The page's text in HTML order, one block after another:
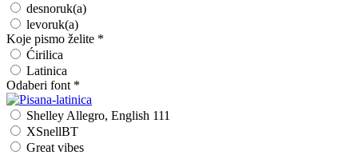
desnoruk(a)
levoruk(a)
Koje pismo želite *
Ćirilica
Latinica
Odaberi font *
Shelley Allegro, English 111
XSnellBT
Great vibes